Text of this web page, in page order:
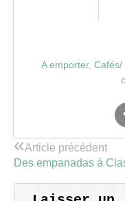
A emporter, Cafés/
«Article précédent
Des empanadas à